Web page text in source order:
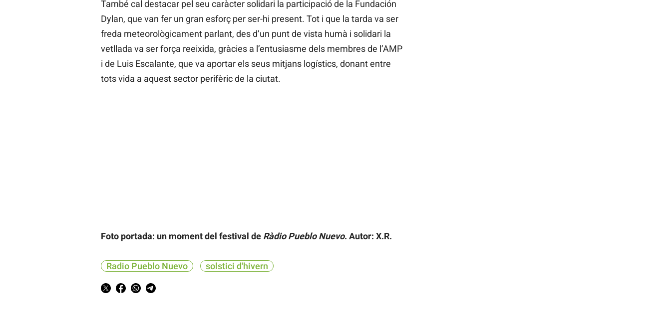
També cal destacar pel seu caràcter solidari la participació de la Fundación
Dylan, que van fer un gran esforç per ser-hi present. Tot i que la tarda va ser
freda meteorològicament parlant, des d’un punt de vista humà i solidari la
vetllada va ser força reeixida, gràcies a l’entusiasme dels membres de l’AMP
i de Luis Escalante, que va aportar els seus mitjans logístics, donant entre
tots vida a aquest sector perifèric de la ciutat.
Foto portada: un moment del festival de Ràdio Pueblo Nuevo. Autor: X.R.
Radio Pueblo Nuevo solstici d'hivern